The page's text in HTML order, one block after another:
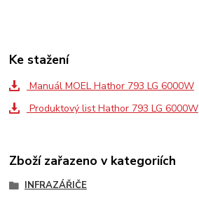
Ke stažení
Manuál MOEL Hathor 793 LG 6000W
Produktový list Hathor 793 LG 6000W
Zboží zařazeno v kategoriích
INFRAZÁŘIČE